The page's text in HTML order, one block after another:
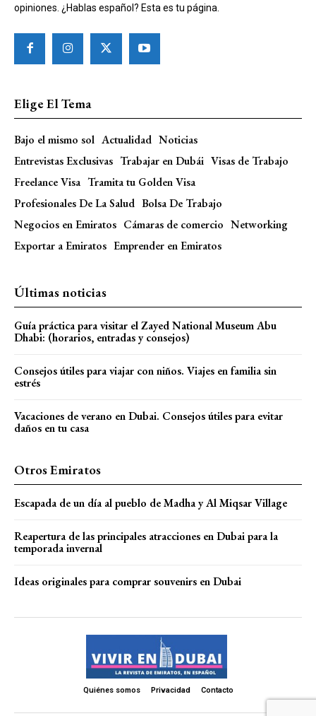
opiniones. ¿Hablas español? Esta es tu página.
Elige El Tema
Bajo el mismo sol Actualidad Noticias
Entrevistas Exclusivas Trabajar en Dubái Visas de Trabajo
Freelance Visa Tramita tu Golden Visa
Profesionales De La Salud Bolsa De Trabajo
Negocios en Emiratos Cámaras de comercio Networking
Exportar a Emiratos Emprender en Emiratos
Últimas noticias
Guía práctica para visitar el Zayed National Museum Abu
Dhabi: (horarios, entradas y consejos)
Consejos útiles para viajar con niños. Viajes en familia sin
estrés
Vacaciones de verano en Dubai. Consejos útiles para evitar
daños en tu casa
Otros Emiratos
Escapada de un día al pueblo de Madha y Al Miqsar Village
Reapertura de las principales atracciones en Dubai para la
temporada invernal
Ideas originales para comprar souvenirs en Dubai
Quiénes somos Privacidad Contacto